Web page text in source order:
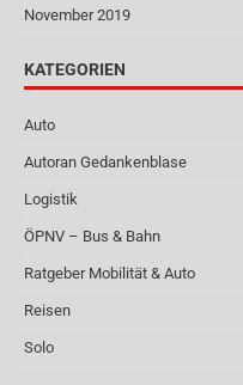
November 2019
KATEGORIEN
Auto
Autoran Gedankenblase
Logistik
ÖPNV – Bus & Bahn
Ratgeber Mobilität & Auto
Reisen
Solo